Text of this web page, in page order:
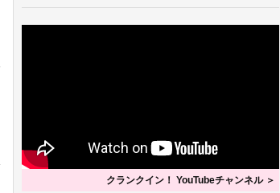
クランクイン！ YouTubeチャンネル ＞